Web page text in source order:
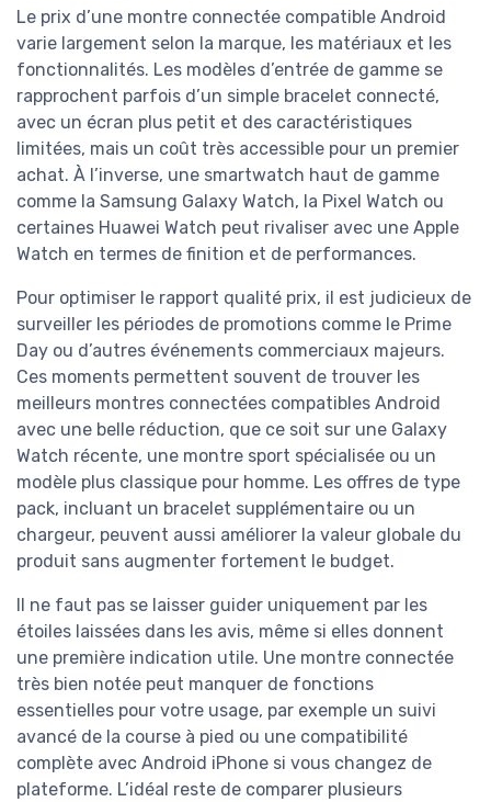
Le prix d’une montre connectée compatible Android
varie largement selon la marque, les matériaux et les
fonctionnalités. Les modèles d’entrée de gamme se
rapprochent parfois d’un simple bracelet connecté,
avec un écran plus petit et des caractéristiques
limitées, mais un coût très accessible pour un premier
achat. À l’inverse, une smartwatch haut de gamme
comme la Samsung Galaxy Watch, la Pixel Watch ou
certaines Huawei Watch peut rivaliser avec une Apple
Watch en termes de finition et de performances.
Pour optimiser le rapport qualité prix, il est judicieux de
surveiller les périodes de promotions comme le Prime
Day ou d’autres événements commerciaux majeurs.
Ces moments permettent souvent de trouver les
meilleurs montres connectées compatibles Android
avec une belle réduction, que ce soit sur une Galaxy
Watch récente, une montre sport spécialisée ou un
modèle plus classique pour homme. Les offres de type
pack, incluant un bracelet supplémentaire ou un
chargeur, peuvent aussi améliorer la valeur globale du
produit sans augmenter fortement le budget.
Il ne faut pas se laisser guider uniquement par les
étoiles laissées dans les avis, même si elles donnent
une première indication utile. Une montre connectée
très bien notée peut manquer de fonctions
essentielles pour votre usage, par exemple un suivi
avancé de la course à pied ou une compatibilité
complète avec Android iPhone si vous changez de
plateforme. L’idéal reste de comparer plusieurs